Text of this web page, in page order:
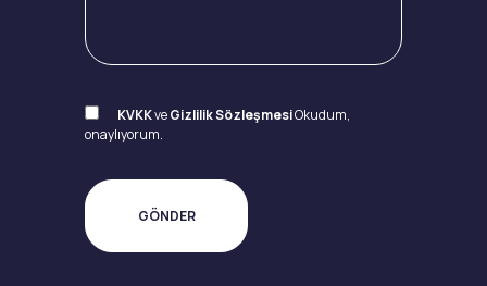
KVKKveGizlilik SözleşmesiOkudum,
onaylıyorum.